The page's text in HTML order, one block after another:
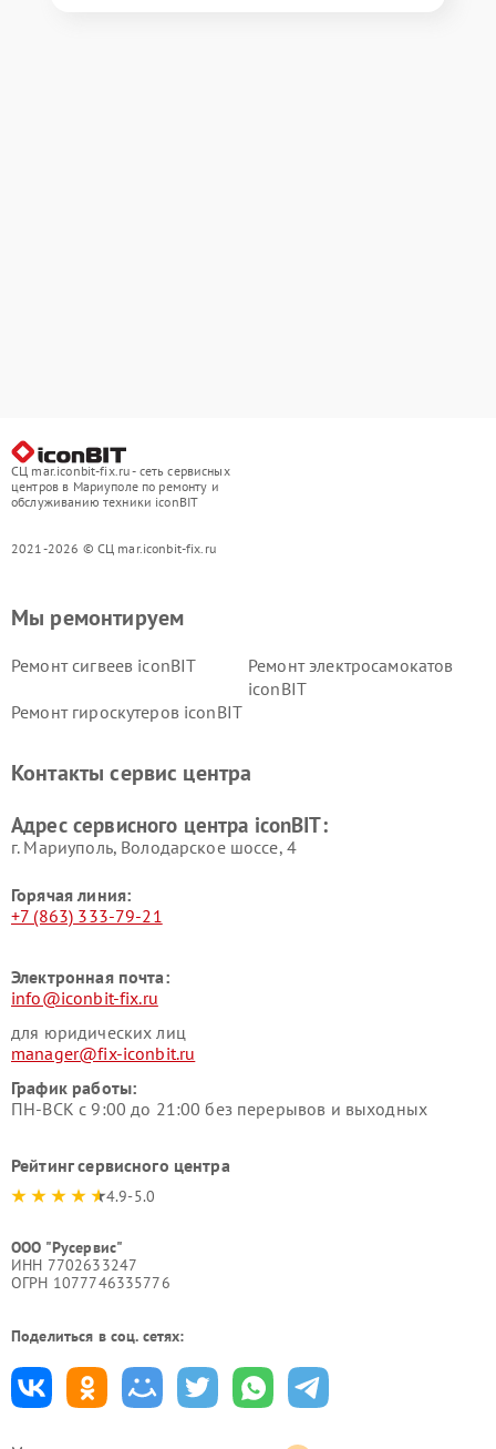
СЦ mar.iconbit-fix.ru - сеть сервисных
центров в Мариуполе по ремонту и
обслуживанию техники iconBIT
2021-2026 © СЦ mar.iconbit-fix.ru
Мы ремонтируем
Ремонт сигвеев iconBIT
Ремонт электросамокатов
iconBIT
Ремонт гироскутеров iconBIT
Контакты сервис центра
Адрес сервисного центра iconBIT:
г. Мариуполь, Володарское шоссе, 4
Горячая линия:
+7 (863) 333-79-21
Электронная почта:
info@iconbit-fix.ru
для юридических лиц
manager@fix-iconbit.ru
График работы:
ПН-ВСК с 9:00 до 21:00 без перерывов и выходных
Рейтинг сервисного центра
4.9-5.0
ООО "Русервис"
ИНН 7702633247
ОГРН 1077746335776
Поделиться в соц. сетях: